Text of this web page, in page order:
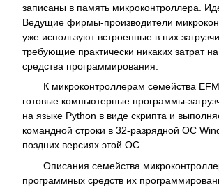
записаны в память микроконтроллера.
Ведущие фирмы-производители
уже используют встроенные в них
требующие практически никаких затрат
средства программирования.
К микроконтроллерам семейства
готовые компьютерные программы-
на языке Python в виде скрипта и
командной строки в 32-разрядной ОС
поздних версиях этой ОС.
Описания семейства
программных средств их